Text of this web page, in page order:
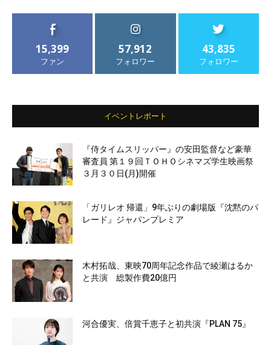
15,399
ファン
57,912
フォロワー
43,835
フォロワー
イベントレポート
『侍タイムスリッパー』の安田監督など豪華
審査員 第１９回ＴＯＨＯシネマズ学生映画祭
３月３０日(月)開催
「ガリレオ 帰還」9年ぶりの劇場版『沈黙のパ
レード』ジャパンプレミア
木村拓哉、東映70周年記念作品で綾瀬はるか
と共演 総製作費20億円
河合優実、倍賞千恵子と初共演『PLAN 75』